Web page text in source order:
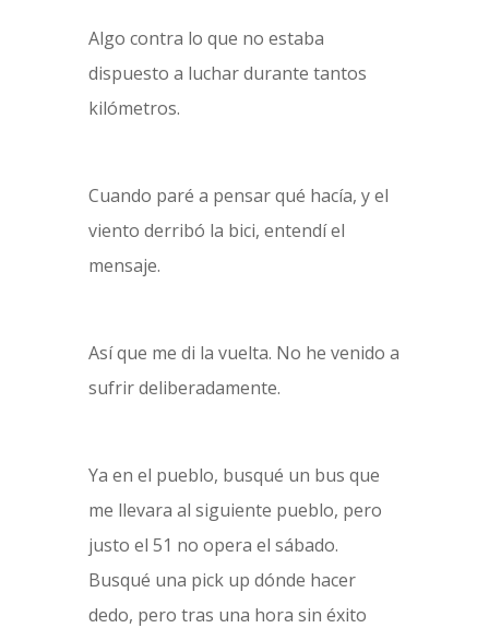
Algo contra lo que no estaba
dispuesto a luchar durante tantos
kilómetros.
Cuando paré a pensar qué hacía, y el
viento derribó la bici, entendí el
mensaje.
Así que me di la vuelta. No he venido a
sufrir deliberadamente.
Ya en el pueblo, busqué un bus que
me llevara al siguiente pueblo, pero
justo el 51 no opera el sábado.
Busqué una pick up dónde hacer
dedo, pero tras una hora sin éxito